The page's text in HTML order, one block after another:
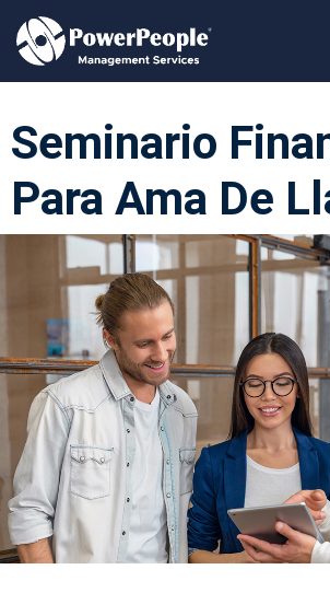
Seminario
Para Ama De
Recepción Y
De División